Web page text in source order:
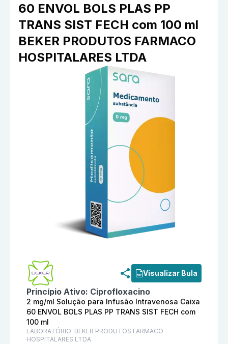
60 ENVOL BOLS PLAS PP
TRANS SIST FECH com 100 ml
BEKER PRODUTOS FARMACO
HOSPITALARES LTDA
Informações detalhadas do produto
Visualizar Bula
Princípio Ativo: Ciprofloxacino
2 mg/ml Solução para Infusão Intravenosa Caixa
60 ENVOL BOLS PLAS PP TRANS SIST FECH com
100 ml
LABORATÓRIO: BEKER PRODUTOS FARMACO
HOSPITALARES LTDA